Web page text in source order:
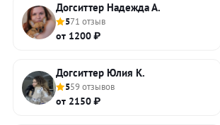
Догситтер Надежда А.
571 отзыв
от 1200 ₽
Догситтер Юлия К.
559 отзывов
от 2150 ₽